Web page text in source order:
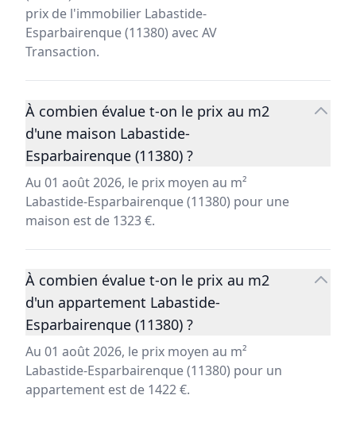
prix de l'immobilier Labastide-
Esparbairenque (11380) avec AV
Transaction.
À combien évalue t-on le prix au m2
d'une maison Labastide-
Esparbairenque (11380) ?
Au 01 août 2026, le prix moyen au m²
Labastide-Esparbairenque (11380) pour une
maison est de 1323 €.
À combien évalue t-on le prix au m2
d'un appartement Labastide-
Esparbairenque (11380) ?
Au 01 août 2026, le prix moyen au m²
Labastide-Esparbairenque (11380) pour un
appartement est de 1422 €.